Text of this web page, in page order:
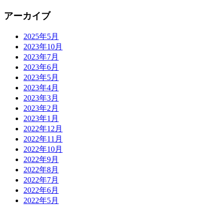
アーカイブ
2025年5月
2023年10月
2023年7月
2023年6月
2023年5月
2023年4月
2023年3月
2023年2月
2023年1月
2022年12月
2022年11月
2022年10月
2022年9月
2022年8月
2022年7月
2022年6月
2022年5月